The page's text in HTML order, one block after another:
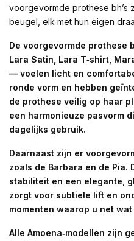
voorgevormde prothese bh’s
beugel, elk met hun eigen
De voorgevormde prothese
Lara Satin, Lara T‑shirt,
— voelen licht en
ronde vorm en hebben
de prothese veilig op haar
een harmonieuze pasvorm
dagelijks gebruik.
Daarnaast zijn er
zoals de Barbara en de Pia.
stabiliteit en een elegante,
zorgt voor subtiele lift en
momenten waarop u net
Alle Amoena‑modellen zijn